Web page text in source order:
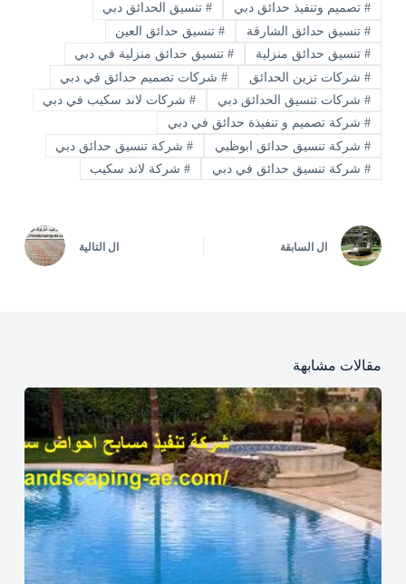
#تصميم وتنفيذ حدائق دبي #تنسيق الحدائق دبي
#تنسيق حدائق الشارقة #تنسيق حدائق العين
#تنسيق حدائق منزلية #تنسيق حدائق منزلية في دبي
#شركات تزين الحدائق #شركات تصميم حدائق في دبي
#شركات تنسيق الحدائق دبي #شركات لاند سكيب في دبي
#شركة تصميم و تنفيذة حدائق في دبي
#شركة تنسيق حدائق ابوظبي #شركة تنسيق حدائق دبي
#شركة تنسيق حدائق في دبي #شركة لاند سكيب
ال السابقة ال التالية
مقالات مشابهة